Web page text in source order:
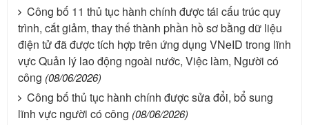
Công bố 11 thủ tục hành chính được tái cấu trúc quy
trình, cắt giảm, thay thế thành phần hồ sơ bằng dữ liệu
điện tử đã được tích hợp trên ứng dụng VNeID trong lĩnh
vực Quản lý lao động ngoài nước, Việc làm, Người có
công (08/06/2026)
Công bố thủ tục hành chính được sửa đổi, bổ sung
lĩnh vực người có công (08/06/2026)